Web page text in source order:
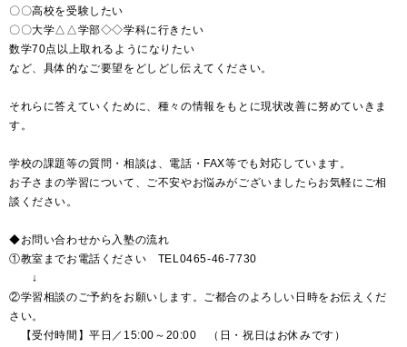
〇〇高校を受験したい
〇〇大学△△学部◇◇学科に行きたい
数学70点以上取れるようになりたい
など、具体的なご要望をどしどし伝えてください。
それらに答えていくために、種々の情報をもとに現状改善に努めていきま
す。
学校の課題等の質問・相談は、電話・FAX等でも対応しています。
お子さまの学習について、ご不安やお悩みがございましたらお気軽にご相
談ください。
◆お問い合わせから入塾の流れ
①教室までお電話ください TEL0465-46-7730
↓
②学習相談のご予約をお願いします。ご都合のよろしい日時をお伝えくだ
さい。
【受付時間】平日／15:00～20:00 （日・祝日はお休みです）